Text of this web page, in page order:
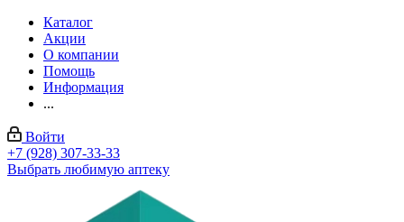
Каталог
Акции
О компании
Помощь
Информация
...
Войти
+7 (928) 307-33-33
Выбрать любимую аптеку